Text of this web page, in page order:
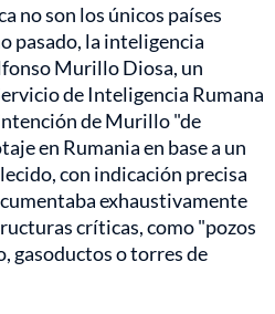
no son los únicos países
pasado, la inteligencia
Murillo Diosa, un
de Inteligencia Rumana
de Murillo "de
en Rumania en base a un
con indicación precisa
exhaustivamente
críticas, como "pozos
gasoductos o torres de